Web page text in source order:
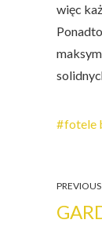
więc
fotele